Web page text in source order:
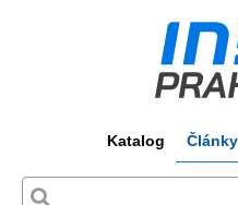
Katalog Články